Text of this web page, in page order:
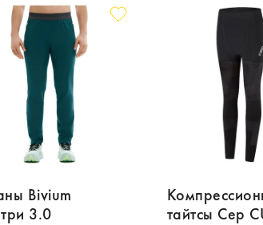
Bivium
3.0
тайтсы Cep